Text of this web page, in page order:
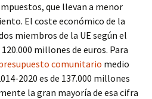
que llevan a menor
El coste económico de la
miembros de la UE según el
millones de euros. Para
comunitario medio
2020 es de 137.000 millones
la gran mayoría de esa cifra